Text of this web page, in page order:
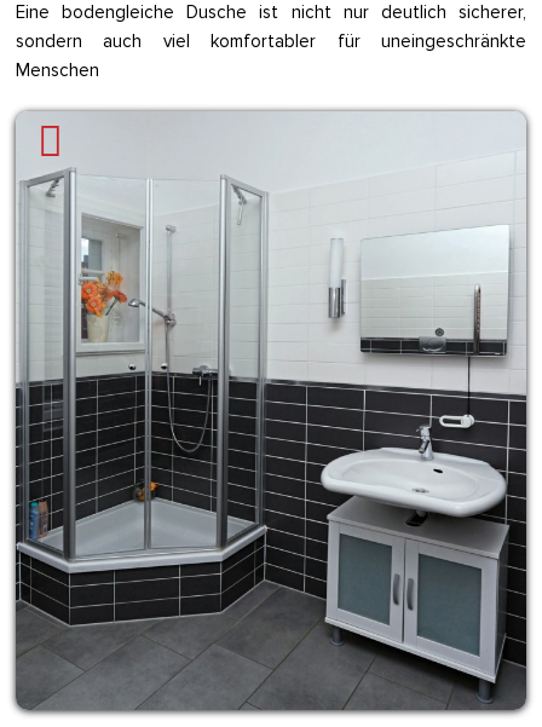
Eine bodengleiche Dusche ist nicht nur deutlich sicherer,
sondern auch viel komfortabler für uneingeschränkte
Menschen